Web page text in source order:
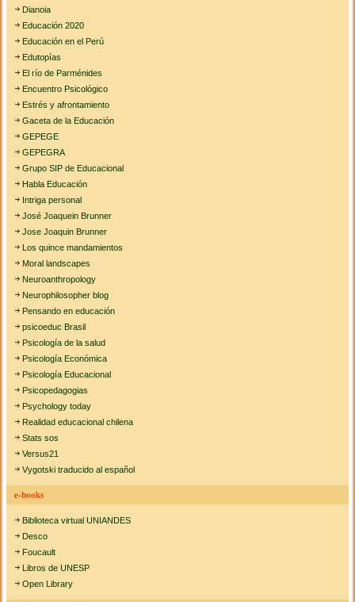
Dianoia
Educación 2020
Educación en el Perú
Edutopías
El río de Parménides
Encuentro Psicológico
Estrés y afrontamiento
Gaceta de la Educación
GEPEGE
GEPEGRA
Grupo SIP de Educacional
Habla Educación
Intriga personal
José Joaquein Brunner
Jose Joaquin Brunner
Los quince mandamientos
Moral landscapes
Neuroanthropology
Neurophilosopher blog
Pensando en educación
psicoeduc Brasil
Psicología de la salud
Psicología Económica
Psicología Educacional
Psicopedagogias
Psychology today
Realidad educacional chilena
Stats sos
Versus21
Vygotski traducido al español
e-books
Biblioteca virtual UNIANDES
Desco
Foucault
Libros de UNESP
Open Library